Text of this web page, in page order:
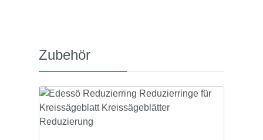
Produktgalerie überspringen
Zubehör